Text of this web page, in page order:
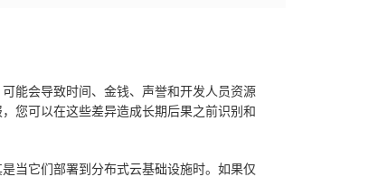
能会导致时间、金钱、声誉和开发人员资源
您可以在这些差异造成长期后果之前识别和
当它们部署到分布式云基础设施时。如果仅